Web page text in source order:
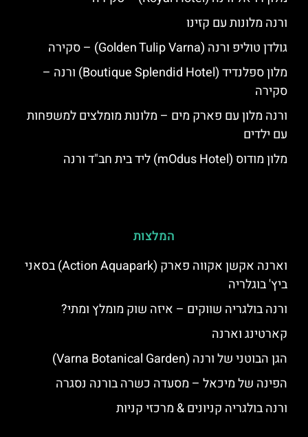
ורנה מלונות עם קזינו
גולדן טוליפ ורנה (Golden Tulip Varna) – סקירה
מלון ספלנדיד (Boutique Splendid Hotel) ורנה –
סקירה
ורנה מלון עם פארק מים – מלונות מומלצים למשפחות
עם ילדים
מלון מודוס (mOdus Hotel) ליד בית חב"ד ורנה
המלצות
וארנה אקשן אקווה פארק (Action Aquapark) בסאני
ביץ' בוגלריה
ורנה בולגריה שווקים – איזה שוק מומלץ ומתי?
קארטינג וארנה
הגן הבוטני של ורנה (Varna Botanical Garden)
הפינה של מיכאל – מסעדה כשרה בורנה נסגרה
ורנה בולגריה קניונים & מרכזי קניות